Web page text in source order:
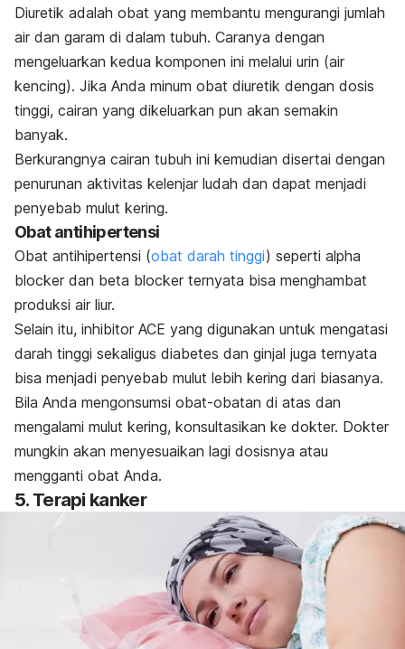
Diuretik adalah obat yang membantu mengurangi jumlah
air dan garam di dalam tubuh. Caranya dengan
mengeluarkan kedua komponen ini melalui urin (air
kencing). Jika Anda minum obat diuretik dengan dosis
tinggi, cairan yang dikeluarkan pun akan semakin
banyak.
Berkurangnya cairan tubuh ini kemudian disertai dengan
penurunan aktivitas kelenjar ludah dan dapat menjadi
penyebab mulut kering.
Obat antihipertensi
Obat antihipertensi (obat darah tinggi) seperti alpha
blocker dan beta blocker ternyata bisa menghambat
produksi air liur.
Selain itu, inhibitor ACE yang digunakan untuk mengatasi
darah tinggi sekaligus diabetes dan ginjal juga ternyata
bisa menjadi penyebab mulut lebih kering dari biasanya.
Bila Anda mengonsumsi obat-obatan di atas dan
mengalami mulut kering, konsultasikan ke dokter. Dokter
mungkin akan menyesuaikan lagi dosisnya atau
mengganti obat Anda.
5. Terapi kanker